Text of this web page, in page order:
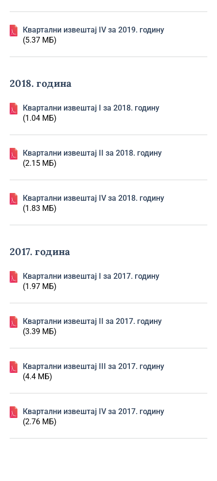
Квартални извештај IV за 2019. годину
(5.37 МБ)
2018. година
Квартални извештај I за 2018. годину
(1.04 МБ)
Квартални извештај II за 2018. годину
(2.15 МБ)
Квартални извештај IV за 2018. годину
(1.83 МБ)
2017. година
Квартални извештај I за 2017. годину
(1.97 МБ)
Квартални извештај II за 2017. годину
(3.39 МБ)
Квартални извештај III за 2017. годину
(4.4 МБ)
Квартални извештај IV за 2017. годину
(2.76 МБ)